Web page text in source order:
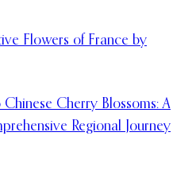
Flowers of France by
Cherry Blossoms: A
Regional Journey